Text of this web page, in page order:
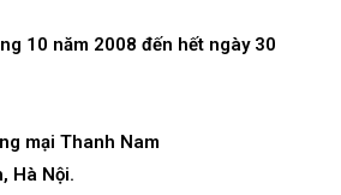
năm 2008 đến hết ngày 30
mại Thanh Nam
Hà Nội.